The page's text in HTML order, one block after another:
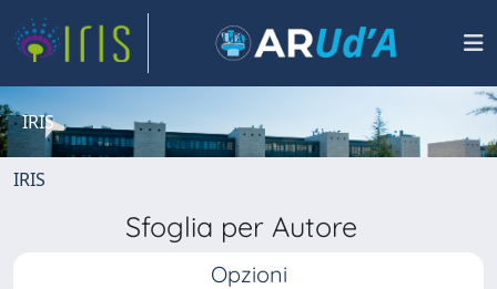
IRIS
IRIS
Sfoglia per Autore
Opzioni